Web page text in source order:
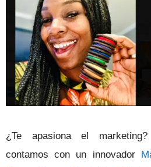
¿Te apasiona el
contamos con un innovador